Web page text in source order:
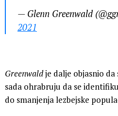
— Glenn Greenwald
2021
Greenwaldje dalje objasnio da
sada ohrabruju da se
do smanjenja lezbejske